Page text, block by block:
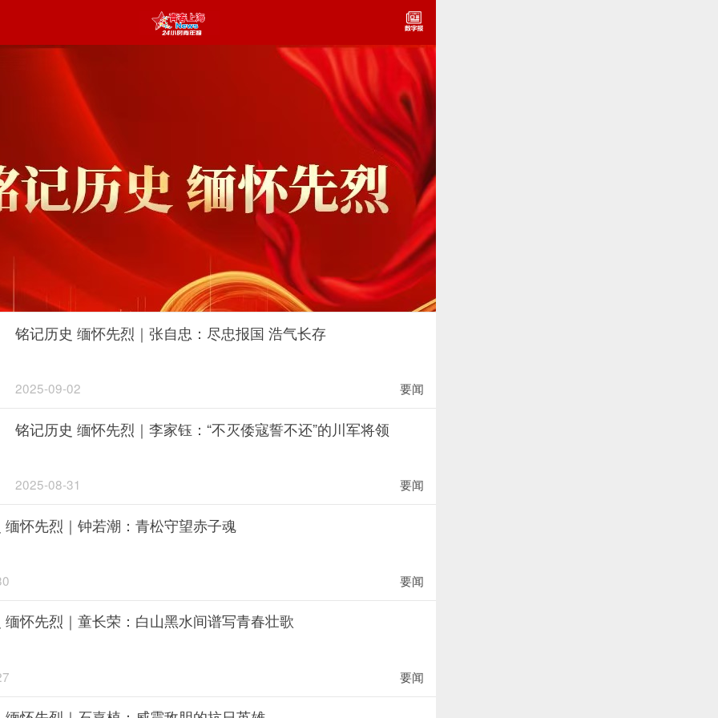
怀先烈
铭记历史 缅怀先烈｜张自忠：尽忠报国 浩气长存
2025-09-02 要闻
铭记历史 缅怀先烈｜李家钰：“不灭倭寇誓不还”的川军将领
2025-08-31 要闻
缅怀先烈｜钟若潮：青松守望赤子魂
要闻
缅怀先烈｜童长荣：白山黑水间谱写青春壮歌
要闻